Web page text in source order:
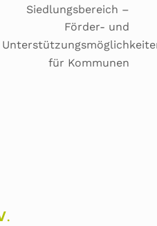
Siedlungsbereich –
Förder- und
für Kommunen